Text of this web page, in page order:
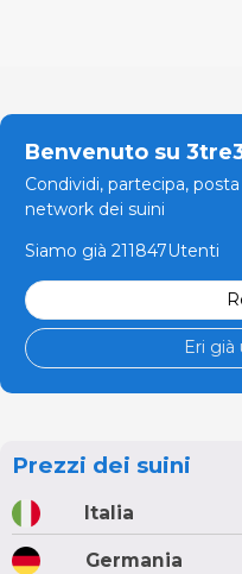
Benvenuto su
Condividi, partecipa,
network dei suini
Siamo già 211847Utenti
Eri
Prezzi dei suini
Italia
Germania